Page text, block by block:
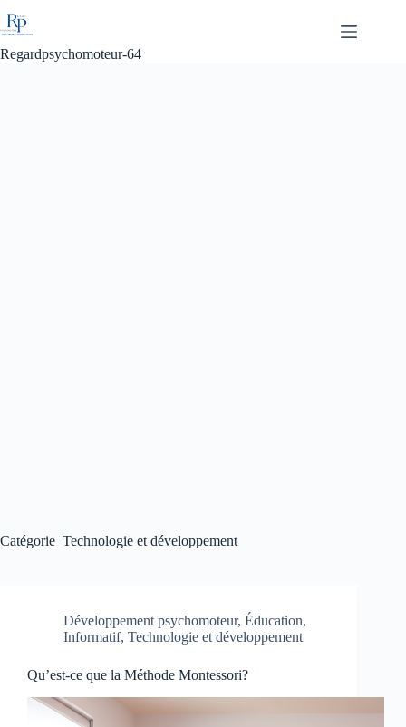
au
contenu
Regardpsychomoteur-64
Catégorie Technologie et développement
Développement psychomoteur, Éducation,
Informatif, Technologie et développement
Qu’est-ce que la Méthode Montessori?